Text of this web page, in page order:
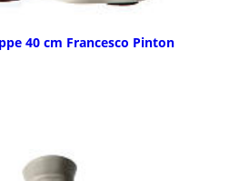
40 cm Francesco Pinton